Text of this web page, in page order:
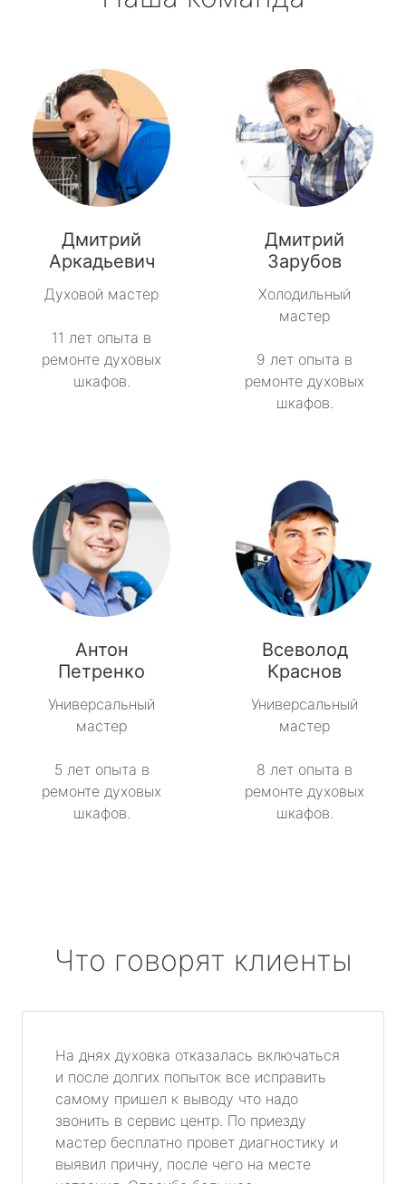
Дмитрий
Аркадьевич
Духовой мастер
11 лет опыта в
ремонте духовых
шкафов.
Дмитрий
Зарубов
Холодильный
мастер
9 лет опыта в
ремонте духовых
шкафов.
Антон
Петренко
Универсальный
мастер
5 лет опыта в
ремонте духовых
шкафов.
Всеволод
Краснов
Универсальный
мастер
8 лет опыта в
ремонте духовых
шкафов.
Что говорят клиенты
На днях духовка отказалась включаться
и после долгих попыток все исправить
самому пришел к выводу что надо
звонить в сервис центр. По приезду
мастер бесплатно провет диагностику и
выявил причну, после чего на месте